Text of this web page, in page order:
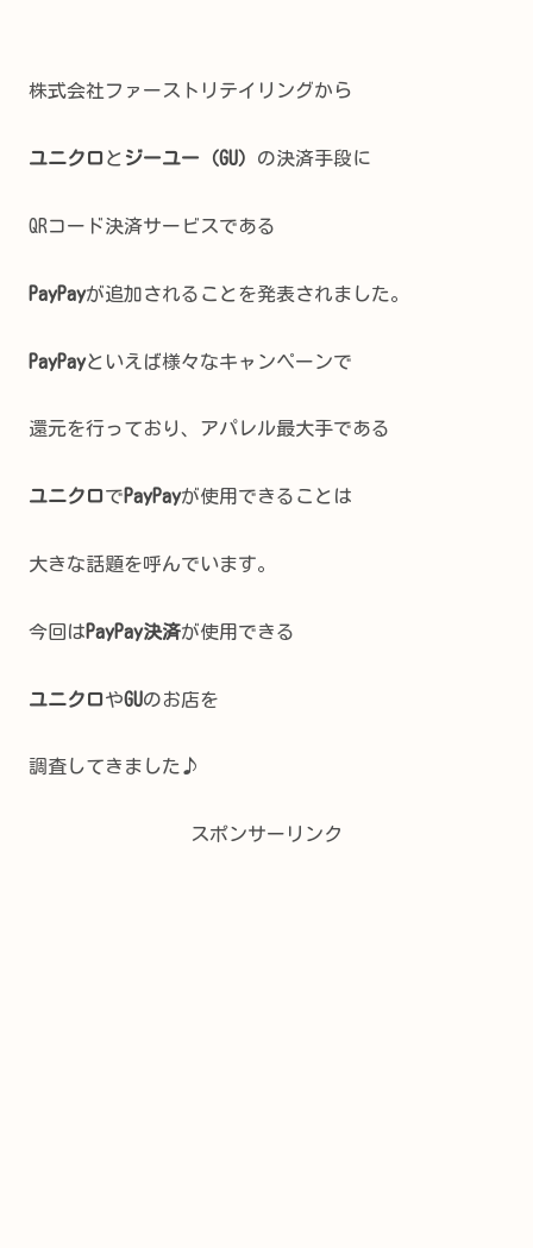
株式会社ファーストリテイリングから
ユニクロと ジーユー（GU） の決済手段に
QRコード決済サービスである
PayPayが追加されることを発表されました。
PayPayといえば様々なキャンペーンで
還元を行っており、アパレル最大手である
ユニクロでPayPayが使用できることは
大きな話題を呼んでいます。
今回はPayPay決済が使用できる
ユニクロやGUのお店を
調査してきました♪
スポンサーリンク